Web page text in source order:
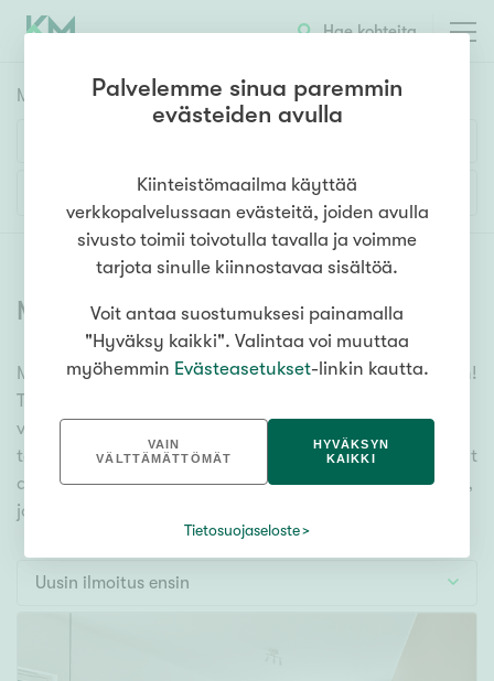
Hae kohteita
Myyntikohteet
1h 2h 3h 4h 5h+
Asuntotyyppi
Kerros-/luhtitalo
Rivitalo/paritalo
Omakoti-/erillistalo
Maa- tai metsätila
Vapaa-ajan asunto
Lisää hakuehtoja
Myytävät asunnot (6358)
Meiltä löydät myytävät asunnot, oli tarpeesi mikä vain!
Tuhansien kohteiden ja satojen kiinteistönvälittäjien
verkostomme auttaa sinua kenties elämäsi
tärkeimmässä päätöksessä. Katso alta kaikki myytävät
asunnot. Hyödynnä myös kätevää hakutyökaluamme,
jonka avulla löydät omien toiveidesi mukaisen kodin.
Uusin ilmoitus ensin
Palvelemme sinua paremmin
evästeiden avulla
Kiinteistömaailma käyttää
verkkopalvelussaan evästeitä, joiden avulla
sivusto toimii toivotulla tavalla ja voimme
tarjota sinulle kiinnostavaa sisältöä.
Voit antaa suostumuksesi painamalla
"Hyväksy kaikki". Valintaa voi muuttaa
myöhemmin Evästeasetukset-linkin kautta.
VAIN
VÄLTTÄMÄTTÖMÄT
HYVÄKSYN
KAIKKI
Tietosuojaseloste